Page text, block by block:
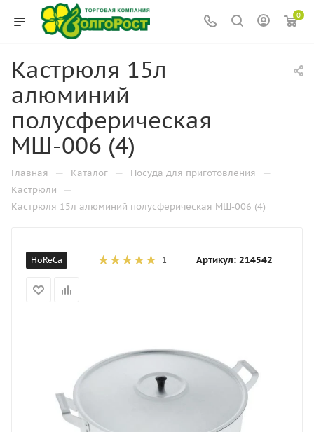
0
Кастрюля 15л
алюминий
полусферическая
МШ-006 (4)
Главная — Каталог — Посуда для приготовления —
Кастрюли —
Кастрюля 15л алюминий полусферическая МШ-006 (4)
HoReCa 1 Артикул: 214542